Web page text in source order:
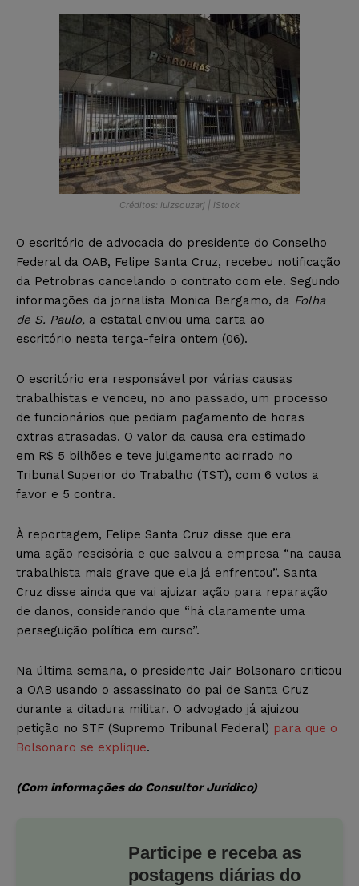
Créditos: luizsouzarj | iStock
O escritório de advocacia do presidente do Conselho
Federal da OAB, Felipe Santa Cruz, recebeu notificação
da Petrobras cancelando o contrato com ele. Segundo
informações da jornalista Monica Bergamo, da Folha
de S. Paulo, a estatal enviou uma carta ao
escritório nesta terça-feira ontem (06).
O escritório era responsável por várias causas
trabalhistas e venceu, no ano passado, um processo
de funcionários que pediam pagamento de horas
extras atrasadas. O valor da causa era estimado
em R$ 5 bilhões e teve julgamento acirrado no
Tribunal Superior do Trabalho (TST), com 6 votos a
favor e 5 contra.
À reportagem, Felipe Santa Cruz disse que era
uma ação rescisória e que salvou a empresa “na causa
trabalhista mais grave que ela já enfrentou”. Santa
Cruz disse ainda que vai ajuizar ação para reparação
de danos, considerando que “há claramente uma
perseguição política em curso”.
Na última semana, o presidente Jair Bolsonaro criticou
a OAB usando o assassinato do pai de Santa Cruz
durante a ditadura militar. O advogado já ajuizou
petição no STF (Supremo Tribunal Federal) para que o
Bolsonaro se explique.
(Com informações do Consultor Jurídico)
Participe e receba as
postagens diárias do